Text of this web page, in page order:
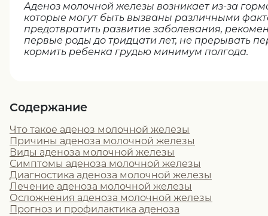
Аденоз молочной железы возникает из-за
которые могут быть вызваны различными
предотвратить развитие заболевания,
первые роды до тридцати лет, не прерывать
кормить ребенка грудью минимум полгода.
Содержание
Что такое аденоз молочной железы
Причины аденоза молочной железы
Виды аденоза молочной железы
Симптомы аденоза молочной железы
Диагностика аденоза молочной железы
Лечение аденоза молочной железы
Осложнения аденоза молочной железы
Прогноз и профилактика аденоза